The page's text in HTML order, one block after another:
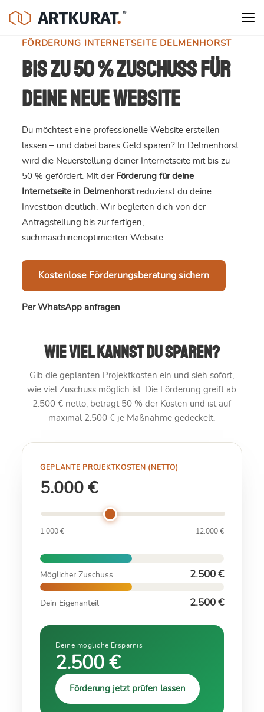
FÖRDERUNG INTERNETSEITE DELMENHORST
Bis zu 50 % Zuschuss für
deine neue Website
Du möchtest eine professionelle Website erstellen
lassen – und dabei bares Geld sparen? In Delmenhorst
wird die Neuerstellung deiner Internetseite mit bis zu
50 % gefördert. Mit der Förderung für deine
Internetseite in Delmenhorstreduzierst du deine
Investition deutlich. Wir begleiten dich von der
Antragstellung bis zur fertigen,
suchmaschinenoptimierten Website.
Kostenlose Förderungsberatung sichern
Per WhatsApp anfragen
Wie viel kannst du sparen?
Gib die geplanten Projektkosten ein und sieh sofort,
wie viel Zuschuss möglich ist. Die Förderung greift ab
2.500 € netto, beträgt 50 % der Kosten und ist auf
maximal 2.500 € je Maßnahme gedeckelt.
GEPLANTE PROJEKTKOSTEN (NETTO)
5.000 €
1.000 € 12.000 €
Möglicher Zuschuss 2.500 €
Dein Eigenanteil 2.500 €
Deine mögliche Ersparnis
2.500 €
Förderung jetzt prüfen lassen